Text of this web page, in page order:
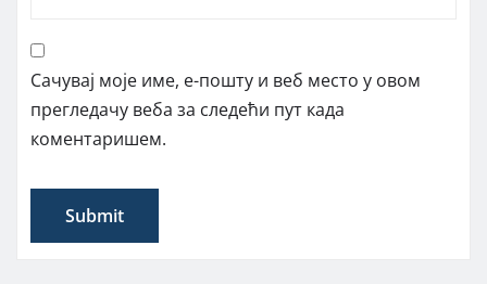
Сачувај моје име, е-пошту и веб место у овом
прегледачу веба за следећи пут када
коментаришем.